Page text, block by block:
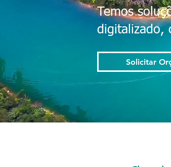
Temos
digitalizado,
Solicitar